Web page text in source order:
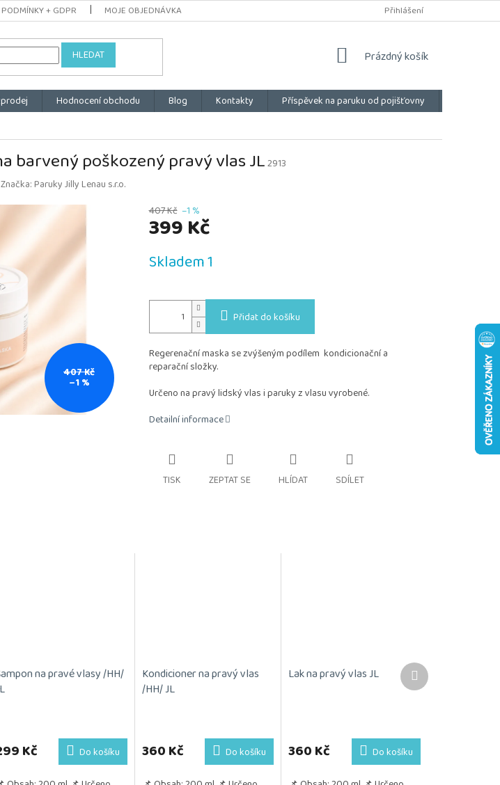
+ GDPR MOJE OBJEDNÁVKA Přihlášení
HLEDAT
NÁKUPNÍ
Prázdný košík
Hodnocení obchodu Blog Kontakty Příspěvek na paruku od pojišťovny
barvený poškozený pravý vlas JL2913
Značka:Paruky Jilly Lenau s.r.o.
407 Kč
–1 %
407 Kč –1 %
399 Kč
cena:
Skladem 1
Přidat do košíku
Regerenační maska se zvýšeným podílem kondicionační a
reparační složky.
Určeno na pravý lidský vlas i paruky z vlasu vyrobené.
Detailní informace
TISK ZEPTAT SE HLÍDAT SDÍLET
na pravé vlasy /HH/
Kč Do košíku
Kondicioner na pravý vlas
/HH/ JL
360 Kč Do košíku
Lak na pravý vlas JL
360 Kč Do košíku
Další
produkt